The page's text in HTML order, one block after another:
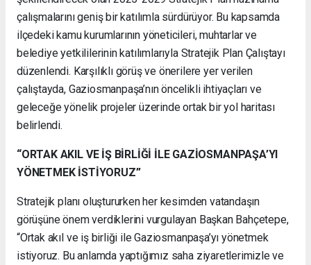
çalışmalarını geniş bir katılımla sürdürüyor. Bu kapsamda
ilçedeki kamu kurumlarının yöneticileri, muhtarlar ve
belediye yetkililerinin katılımlarıyla Stratejik Plan Çalıştayı
düzenlendi. Karşılıklı görüş ve önerilere yer verilen
çalıştayda, Gaziosmanpaşa’nın öncelikli ihtiyaçları ve
geleceğe yönelik projeler üzerinde ortak bir yol haritası
belirlendi.
“ORTAK AKIL VE İŞ BİRLİĞİ İLE GAZİOSMANPAŞA’YI
YÖNETMEK İSTİYORUZ”
Stratejik planı oluştururken her kesimden vatandaşın
görüşüne önem verdiklerini vurgulayan Başkan Bahçetepe,
“Ortak akıl ve iş birliği ile Gaziosmanpaşa’yı yönetmek
istiyoruz. Bu anlamda yaptığımız saha ziyaretlerimizle ve